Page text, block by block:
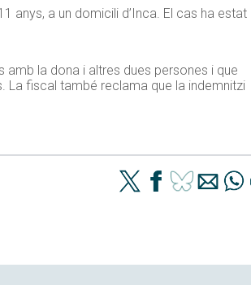
anys, a un domicili d’Inca. El cas ha estat
amb la dona i altres dues persones i que
La fiscal també reclama que la indemnitzi